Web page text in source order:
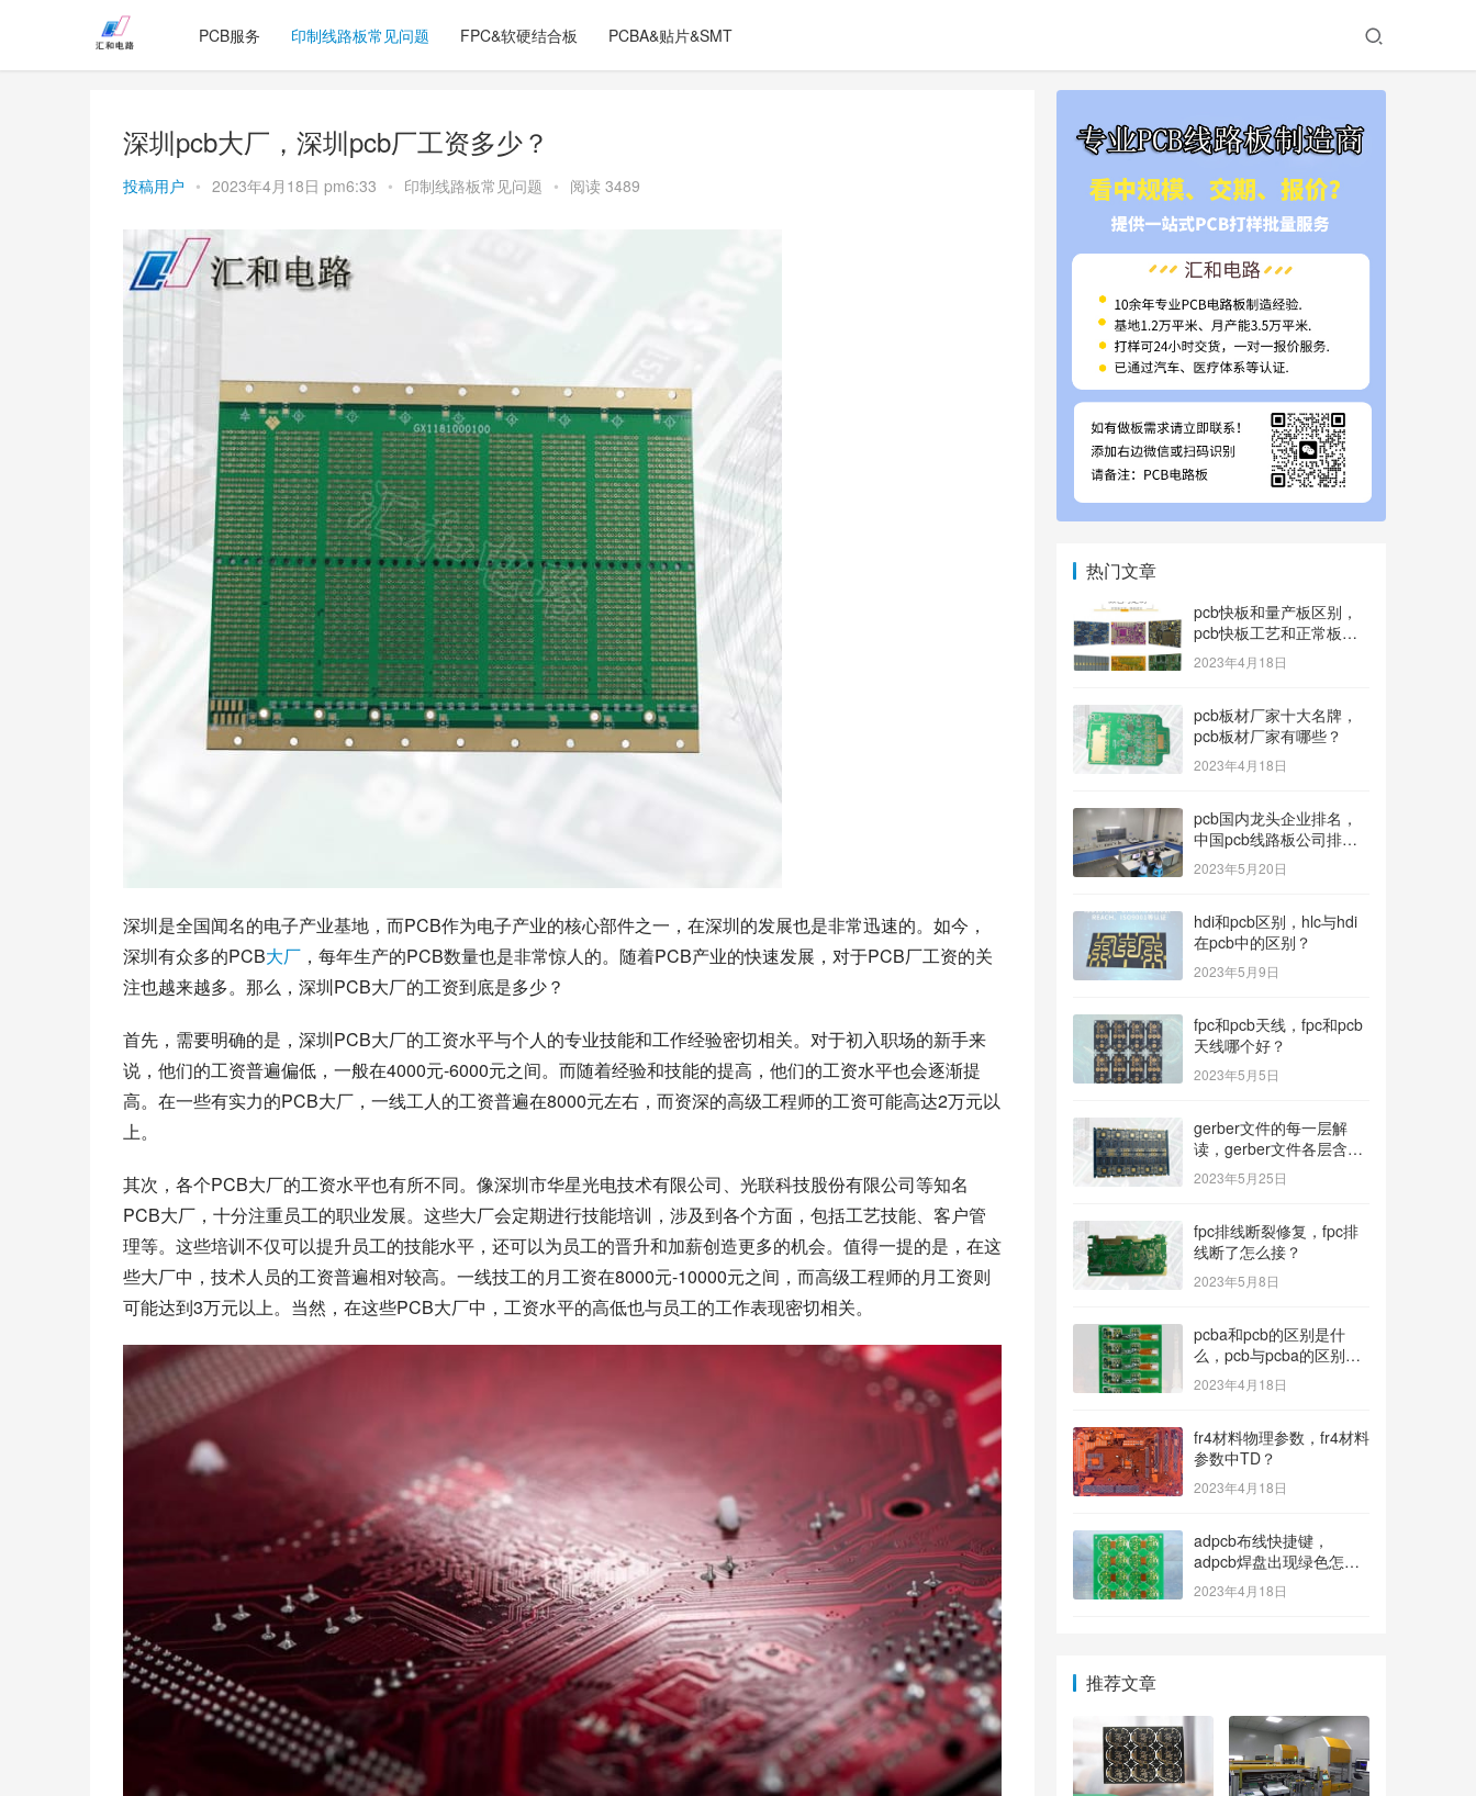
PCB服务 印制线路板常见问题 FPC&软硬结合板 PCBA&贴片&SMT
深圳pcb大厂，深圳pcb厂工资多少？
投稿用户 • 2023年4月18日 pm6:33 • 印制线路板常见问题 • 阅读 3489
深圳是全国闻名的电子产业基地，而PCB作为电子产业的核心部件之一，在深圳的发展也是非常迅速的。如今，
深圳有众多的PCB大厂 ，每年生产的PCB数量也是非常惊人的。随着PCB产业的快速发展，对于PCB厂工资的关
注也越来越多。那么，深圳PCB大厂的工资到底是多少？
首先，需要明确的是，深圳PCB大厂的工资水平与个人的专业技能和工作经验密切相关。对于初入职场的新手来
说，他们的工资普遍偏低，一般在4000元-6000元之间。而随着经验和技能的提高，他们的工资水平也会逐渐提
高。在一些有实力的PCB大厂，一线工人的工资普遍在8000元左右，而资深的高级工程师的工资可能高达2万元以
上。
其次，各个PCB大厂的工资水平也有所不同。像深圳市华星光电技术有限公司、光联科技股份有限公司等知名
PCB大厂，十分注重员工的职业发展。这些大厂会定期进行技能培训，涉及到各个方面，包括工艺技能、客户管
理等。这些培训不仅可以提升员工的技能水平，还可以为员工的晋升和加薪创造更多的机会。值得一提的是，在这
些大厂中，技术人员的工资普遍相对较高。一线技工的月工资在8000元-10000元之间，而高级工程师的月工资则
可能达到3万元以上。当然，在这些PCB大厂中，工资水平的高低也与员工的工作表现密切相关。
热门文章
pcb快板和量产板区别，
pcb快板工艺和正常板工
艺？
2023年4月18日
pcb板材厂家十大名牌，
pcb板材厂家有哪些？
2023年4月18日
pcb国内龙头企业排名，
中国pcb线路板公司排名
100内的有哪些？
2023年5月20日
hdi和pcb区别，hlc与hdi
在pcb中的区别？
2023年5月9日
fpc和pcb天线，fpc和pcb
天线哪个好？
2023年5月5日
gerber文件的每一层解
读，gerber文件各层含
义？
2023年5月25日
fpc排线断裂修复，fpc排
线断了怎么接？
2023年5月8日
pcba和pcb的区别是什
么，pcb与pcba的区别与
联系？
2023年4月18日
fr4材料物理参数，fr4材料
参数中TD？
2023年4月18日
adpcb布线快捷键，
adpcb焊盘出现绿色怎么
消除？
2023年4月18日
推荐文章